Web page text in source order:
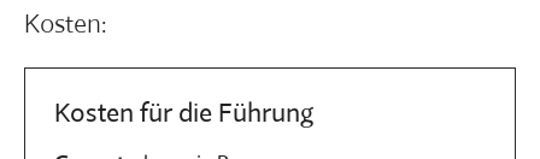
Kosten:
Kosten für die Führung